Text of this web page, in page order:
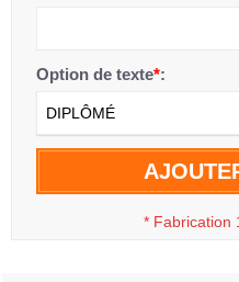
Option de texte*:
DIPLÔMÉ
* Fabrication